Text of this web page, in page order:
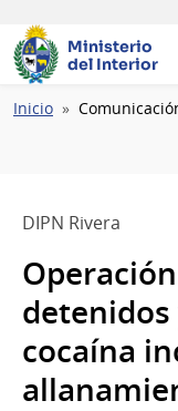
Ministerio
del Interior
Ruta
Inicio
DIPN Rivera
detenidos
cocaína